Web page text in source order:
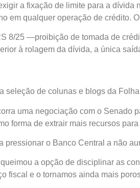
a fixação de limite para a
em qualquer operação de crédito.
8/25 —proibição de tomada de
à rolagem da dívida, a única
seleção de colunas e blogs da Folha
uma negociação com o Senado
forma de extrair mais recursos
pressionar o Banco Central a não
a opção de disciplinar as
fiscal e o tornamos ainda mais